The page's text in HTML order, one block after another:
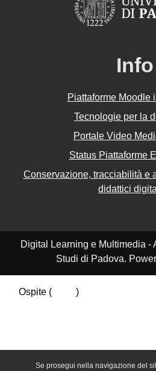
Se prosegui nella navigazione del
Info
Piattaforme Moodle
Tecnologie per la
Portale Video
Status Piattaforme
Conservazione, tracciabilità e
didattici
Digital Learning e Multimedia -
Studi di Padova.
Ospite (
)